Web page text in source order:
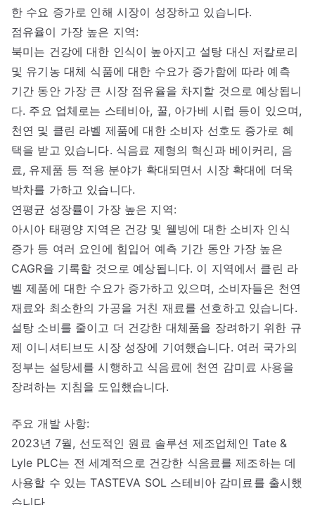
한 수요 증가로 인해 시장이 성장하고 있습니다.
점유율이 가장 높은 지역:
북미는 건강에 대한 인식이 높아지고 설탕 대신 저칼로리
및 유기농 대체 식품에 대한 수요가 증가함에 따라 예측
기간 동안 가장 큰 시장 점유율을 차지할 것으로 예상됩니
다. 주요 업체로는 스테비아, 꿀, 아가베 시럽 등이 있으며,
천연 및 클린 라벨 제품에 대한 소비자 선호도 증가로 혜
택을 받고 있습니다. 식음료 제형의 혁신과 베이커리, 음
료, 유제품 등 적용 분야가 확대되면서 시장 확대에 더욱
박차를 가하고 있습니다.
연평균 성장률이 가장 높은 지역:
아시아 태평양 지역은 건강 및 웰빙에 대한 소비자 인식
증가 등 여러 요인에 힘입어 예측 기간 동안 가장 높은
CAGR을 기록할 것으로 예상됩니다. 이 지역에서 클린 라
벨 제품에 대한 수요가 증가하고 있으며, 소비자들은 천연
재료와 최소한의 가공을 거친 재료를 선호하고 있습니다.
설탕 소비를 줄이고 더 건강한 대체품을 장려하기 위한 규
제 이니셔티브도 시장 성장에 기여했습니다. 여러 국가의
정부는 설탕세를 시행하고 식음료에 천연 감미료 사용을
장려하는 지침을 도입했습니다.
주요 개발 사항:
2023년 7월, 선도적인 원료 솔루션 제조업체인 Tate &
Lyle PLC는 전 세계적으로 건강한 식음료를 제조하는 데
사용할 수 있는 TASTEVA SOL 스테비아 감미료를 출시했
습니다.